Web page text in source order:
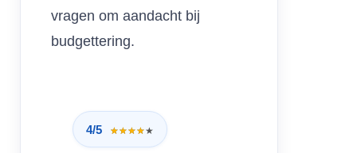
vragen om aandacht bij
budgettering.
4/5 ★★★★★
★★★★★